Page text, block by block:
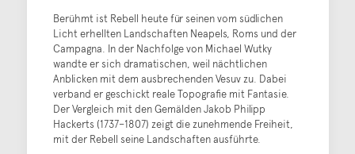
Berühmt ist Rebell heute für seinen vom südlichen
Licht erhellten Landschaften Neapels, Roms und der
Campagna. In der Nachfolge von Michael Wutky
wandte er sich dramatischen, weil nächtlichen
Anblicken mit dem ausbrechenden Vesuv zu. Dabei
verband er geschickt reale Topografie mit Fantasie.
Der Vergleich mit den Gemälden Jakob Philipp
Hackerts (1737–1807) zeigt die zunehmende Freiheit,
mit der Rebell seine Landschaften ausführte.